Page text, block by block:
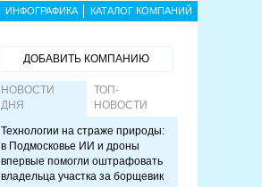
ИНФОГРАФИКА КАТАЛОГ КОМПАНИЙ
ДОБАВИТЬ КОМПАНИЮ
НОВОСТИ
ДНЯ
ТОП-
НОВОСТИ
Технологии на страже природы:
в Подмосковье ИИ и дроны
впервые помогли оштрафовать
владельца участка за борщевик